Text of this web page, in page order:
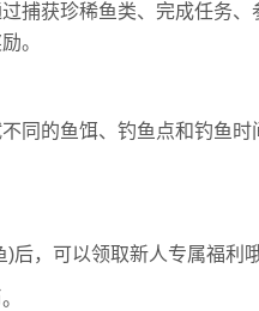
捕获珍稀鱼类、完成任务
。
同的鱼饵、钓鱼点和钓鱼
后，可以领取新人专属福利